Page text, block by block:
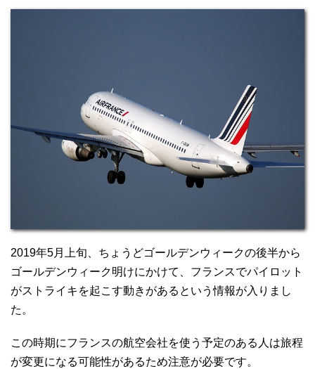
2019年5月上旬、ちょうどゴールデンウィークの後半から
ゴールデンウィーク明けにかけて、フランスでパイロット
がストライキを起こす動きがあるという情報が入りまし
た。
この時期にフランスの航空会社を使う予定のある人は旅程
が変更になる可能性があるため注意が必要です。